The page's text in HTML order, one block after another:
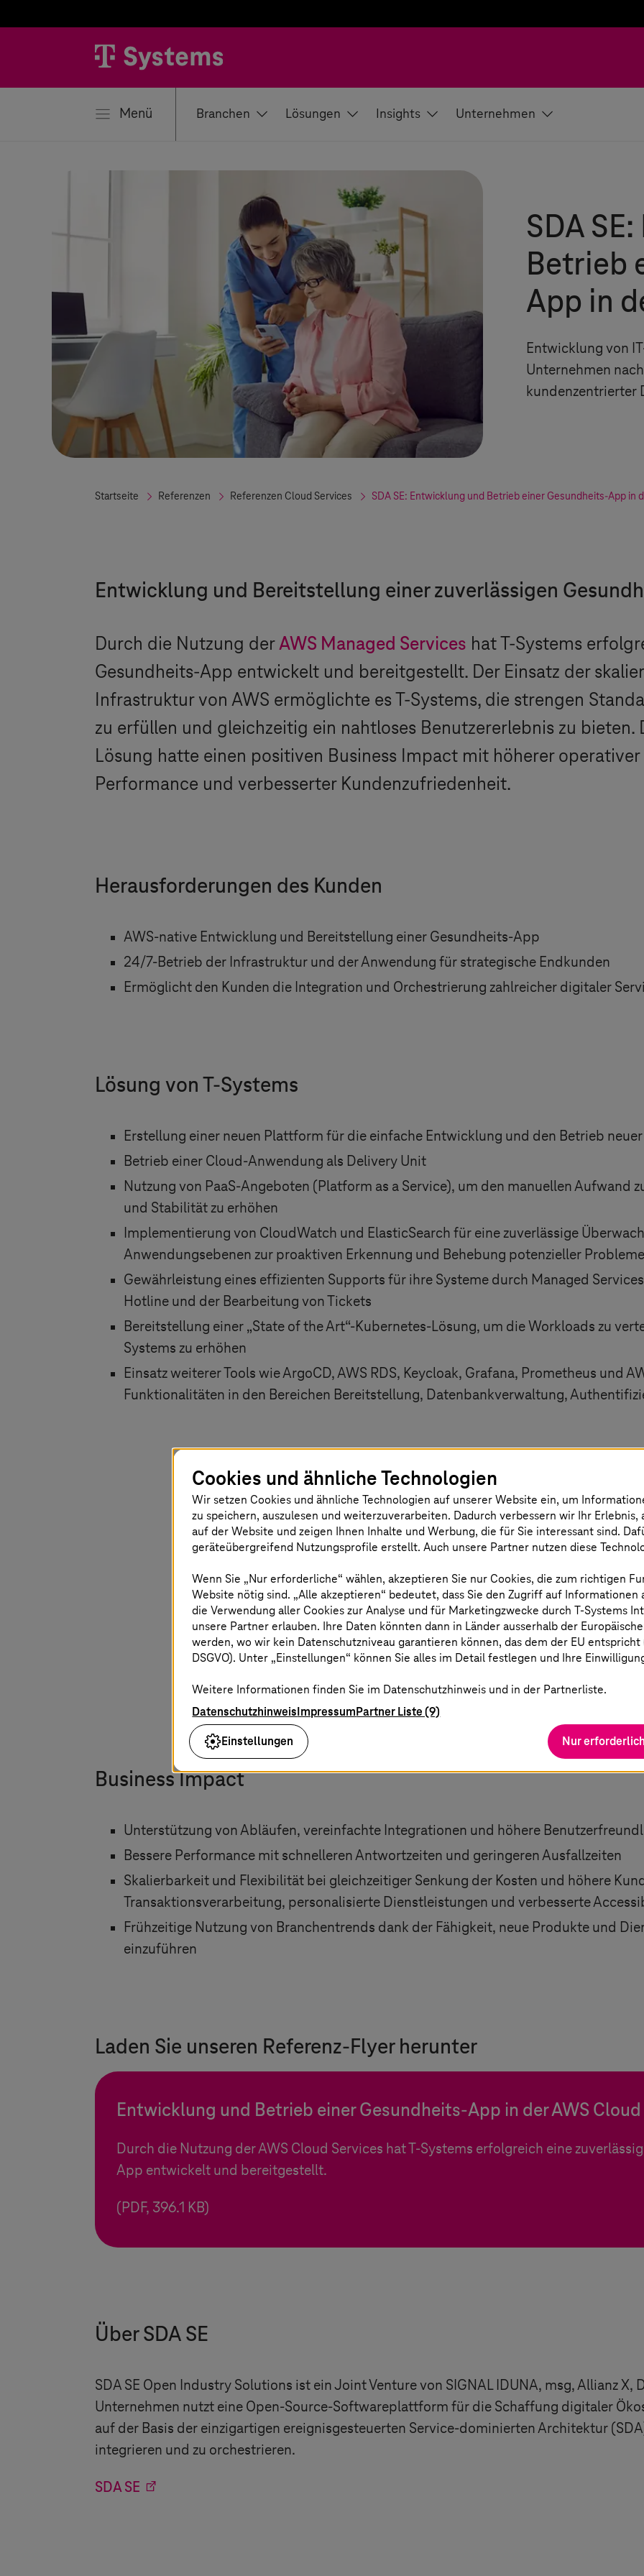
Menü Branchen Lösungen Insights Unternehmen
SDA
Betrieb
App in
Entwicklung von
Unternehmen
kundenzentrierter
Startseite Referenzen Referenzen Cloud Services SDA SE: Entwicklung und Betrieb einer Gesundheits-App in
Entwicklung und Bereitstellung einer zuverlässigen
Durch die Nutzung derAWS Managed Services hat T-Systems
Gesundheits-App entwickelt und bereitgestellt. Der Einsatz der
Infrastruktur von AWS ermöglichte es T-Systems, die strengen
zu erfüllen und gleichzeitig ein nahtloses Benutzererlebnis zu
Lösung hatte einen positiven Business Impact mit höherer operativer
Performance und verbesserter Kundenzufriedenheit.
Herausforderungen des Kunden
AWS-native Entwicklung und Bereitstellung einer Gesundheits-App
24/7-Betrieb der Infrastruktur und der Anwendung für strategische Endkunden
Ermöglicht den Kunden die Integration und Orchestrierung zahlreicher digitaler
Lösung von T-Systems
Erstellung einer neuen Plattform für die einfache Entwicklung und den Betrieb neuer
Betrieb einer Cloud-Anwendung als Delivery Unit
Nutzung von PaaS-Angeboten (Platform as a Service), um den manuellen Aufwand
und Stabilität zu erhöhen
Implementierung von CloudWatch und ElasticSearch für eine zuverlässige
Anwendungsebenen zur proaktiven Erkennung und Behebung potenzieller Probleme
Gewährleistung eines effizienten Supports für ihre Systeme durch Managed
Hotline und der Bearbeitung von Tickets
Bereitstellung einer „State of the Art“-Kubernetes-Lösung, um die Workloads zu
Systems zu erhöhen
Einsatz weiterer Tools wie ArgoCD, AWS RDS, Keycloak, Grafana, Prometheus und
Funktionalitäten in den Bereichen Bereitstellung, Datenbankverwaltung,
Das Know-how vonT-Systemsin puncto Cloud-
Engagement für das Projekt sorgten für eine
und stabile Leistung. Dank des hervorragenden
bietet unsere App nun eine Echtzeitverfolgung des
Gesundheitszustands und ein sicheres
Marco Ziegler,Chief Sales Officer, SDA SE
Business Impact
Unterstützung von Abläufen, vereinfachte Integrationen und höhere
Bessere Performance mit schnelleren Antwortzeiten und geringeren Ausfallzeiten
Skalierbarkeit und Flexibilität bei gleichzeitiger Senkung der Kosten und höhere
Transaktionsverarbeitung, personalisierte Dienstleistungen und verbesserte
Frühzeitige Nutzung von Branchentrends dank der Fähigkeit, neue Produkte und
einzuführen
Laden Sie unseren Referenz-Flyer herunter
Entwicklung und Betrieb einer Gesundheits-App in der AWS Cloud
Durch die Nutzung der AWS Cloud Services hatT-Systems erfolgreich eine
App entwickelt und bereitgestellt.
(PDF, 396.1 KB)
Über SDA SE
SDA SE Open Industry Solutions ist ein Joint Venture von SIGNAL IDUNA, msg, Allianz X,
Unternehmen nutzt eine Open-Source-Softwareplattform für die Schaffung digitaler
auf der Basis der einzigartigen ereignisgesteuerten Service-dominierten Architektur
integrieren und zu orchestrieren.
SDA SE
Cookies und ähnliche Technologien
Wir setzen Cookies und ähnliche Technologien auf unserer Website ein, um
zu speichern, auszulesen und weiterzuverarbeiten. Dadurch verbessern wir Ihr Erlebnis,
auf der Website und zeigen Ihnen Inhalte und Werbung, die für Sie interessant sind.
geräteübergreifend Nutzungsprofile erstellt. Auch unsere Partner nutzen diese
Wenn Sie „Nur erforderliche“ wählen, akzeptieren Sie nur Cookies, die zum richtigen
Website nötig sind. „Alle akzeptieren“ bedeutet, dass Sie den Zugriff auf Informationen
die Verwendung aller Cookies zur Analyse und für Marketingzwecke durchT-Systems
unsere Partner erlauben. Ihre Daten könnten dann in Länder ausserhalb der
werden, wo wir kein Datenschutzniveau garantieren können, das dem der EU entspricht
DSGVO). Unter „Einstellungen“ können Sie alles im Detail festlegen und Ihre
Weitere Informationen finden Sie im Datenschutzhinweis und in der Partnerliste.
DatenschutzhinweisImpressumPartner Liste (9)
Einstellungen
Nur